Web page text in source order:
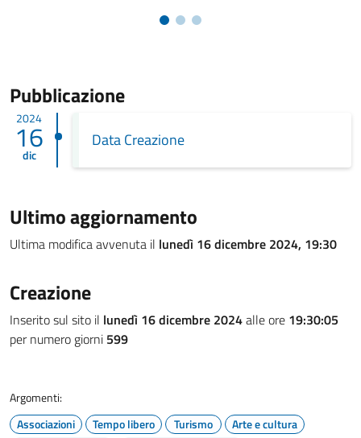
Pubblicazione
2024
16
dic
Data Creazione
Ultimo aggiornamento
Ultima modifica avvenuta il lunedì 16 dicembre 2024, 19:30
Creazione
Inserito sul sito il lunedì 16 dicembre 2024alle ore 19:30:05
per numero giorni 599
Argomenti:
Associazioni
Tempo libero Turismo
Arte e cultura